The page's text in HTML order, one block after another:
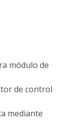
módulo de
de control
mediante